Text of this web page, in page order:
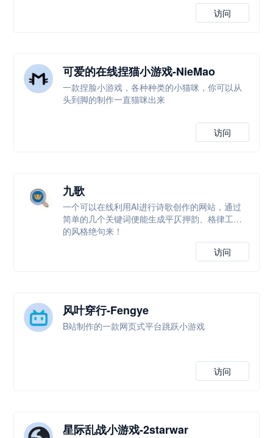
访问
可爱的在线捏猫小游戏-NieMao
一款捏脸小游戏，各种种类的小猫咪，你可以从
头到脚的制作一直猫咪出来
访问
九歌
一个可以在线利用AI进行诗歌创作的网站，通过
简单的几个关键词便能生成平仄押韵、格律工整
的风格绝句来！
访问
风叶穿行-Fengye
B站制作的一款网页式平台跳跃小游戏
访问
星际乱战小游戏-2starwar